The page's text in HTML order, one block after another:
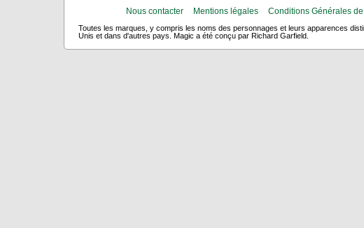
Nous contacter Mentions légales Conditions Générales de
Toutes les marques, y compris les noms des personnages et leurs apparences
Unis et dans d'autres pays. Magic a été conçu par Richard Garfield.